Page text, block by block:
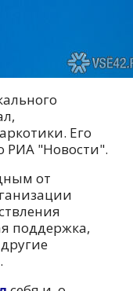
Его
РИА "Новости".
от
поддержка,